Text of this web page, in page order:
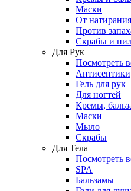
Маски
От натирания
Против
Скрабы и
Для Рук
Посмотреть
Антисептики
Гель для рук
Для ногтей
Кремы,
Маски
Мыло
Скрабы
Для Тела
Посмотреть
SPA
Бальзамы